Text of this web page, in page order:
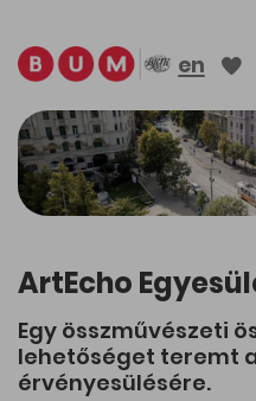
en
ArtEcho
Egy összművészeti
lehetőséget teremt
érvényesülésére.